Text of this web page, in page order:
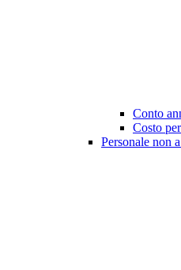
Conto
Costo
Personale non